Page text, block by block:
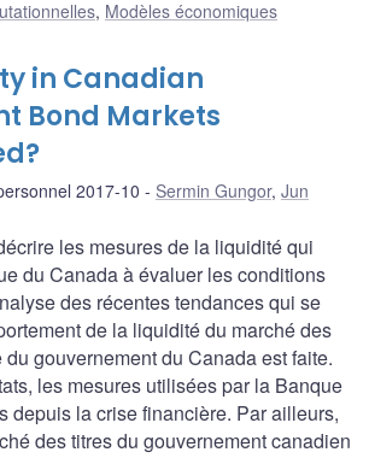
, Modèles économiques
in Canadian
Bond Markets
2017-10 Sermin Gungor, Jun
les mesures de la liquidité qui
du Canada à évaluer les conditions
des récentes tendances qui se
de la liquidité du marché des
gouvernement du Canada est faite.
les mesures utilisées par la Banque
depuis la crise financière. Par ailleurs,
des titres du gouvernement canadien